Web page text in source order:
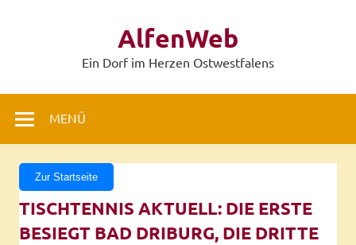
AlfenWeb
Ein Dorf im Herzen Ostwestfalens
MENÜ
Zur Startseite
TISCHTENNIS AKTUELL: DIE ERSTE
BESIEGT BAD DRIBURG, DIE DRITTE